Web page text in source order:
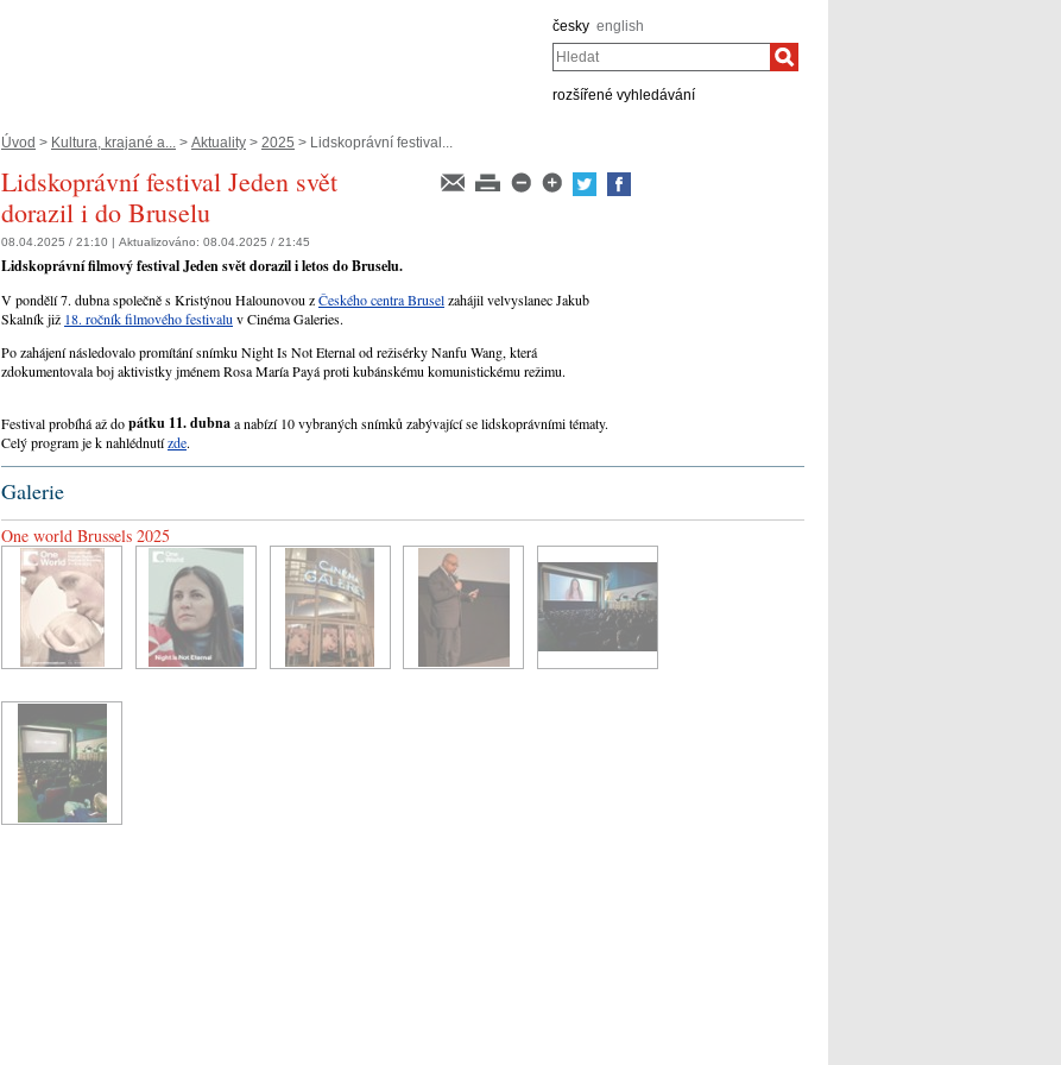
česky english
Hledat
rozšířené vyhledávání
Úvod > Kultura, krajané a... > Aktuality > 2025 > Lidskoprávní festival...
Lidskoprávní festival Jeden svět
dorazil i do Bruselu
08.04.2025 / 21:10 | Aktualizováno: 08.04.2025 / 21:45
Lidskoprávní filmový festival Jeden svět dorazil i letos do Bruselu.
V pondělí 7. dubna společně s Kristýnou Halounovou zČeského centra Bruselzahájil velvyslanec Jakub
Skalník již 18. ročník filmového festivaluv Cinéma Galeries.
Po zahájení následovalo promítání snímku Night Is Not Eternal od režisérky Nanfu Wang, která
zdokumentovala boj aktivistky jménem Rosa María Payá proti kubánskému komunistickému režimu.
Festival probíhá až dopátku 11. dubnaa nabízí 10 vybraných snímků zabývající se lidskoprávními tématy.
Celý program je k nahlédnutízde.
Galerie
One world Brussels 2025